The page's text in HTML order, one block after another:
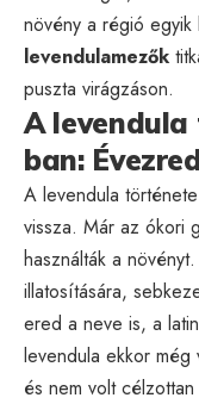
növény a régió
levendulamezők
puszta virágzáson.
A
ban:
A levendula
vissza. Már az ókori
használták a
illatosítására,
ered a neve is, a
levendula ekkor
és nem volt